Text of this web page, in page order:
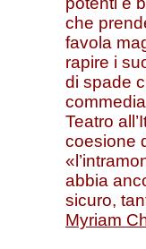
che
favola
rapire i
di spade
Teatro
coesione
abbia
sicuro,
Myriam